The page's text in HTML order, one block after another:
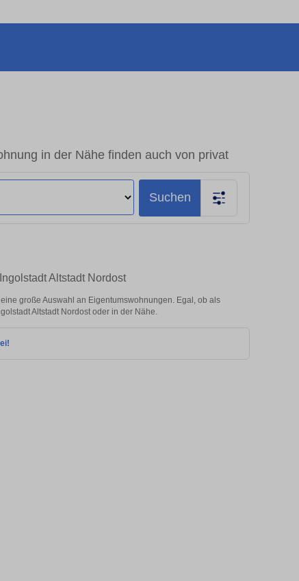
in der Nähe finden auch von privat
Suchen
Altstadt Nordost
große Auswahl an Eigentumswohnungen. Egal, ob als
Altstadt Nordost oder in der Nähe.